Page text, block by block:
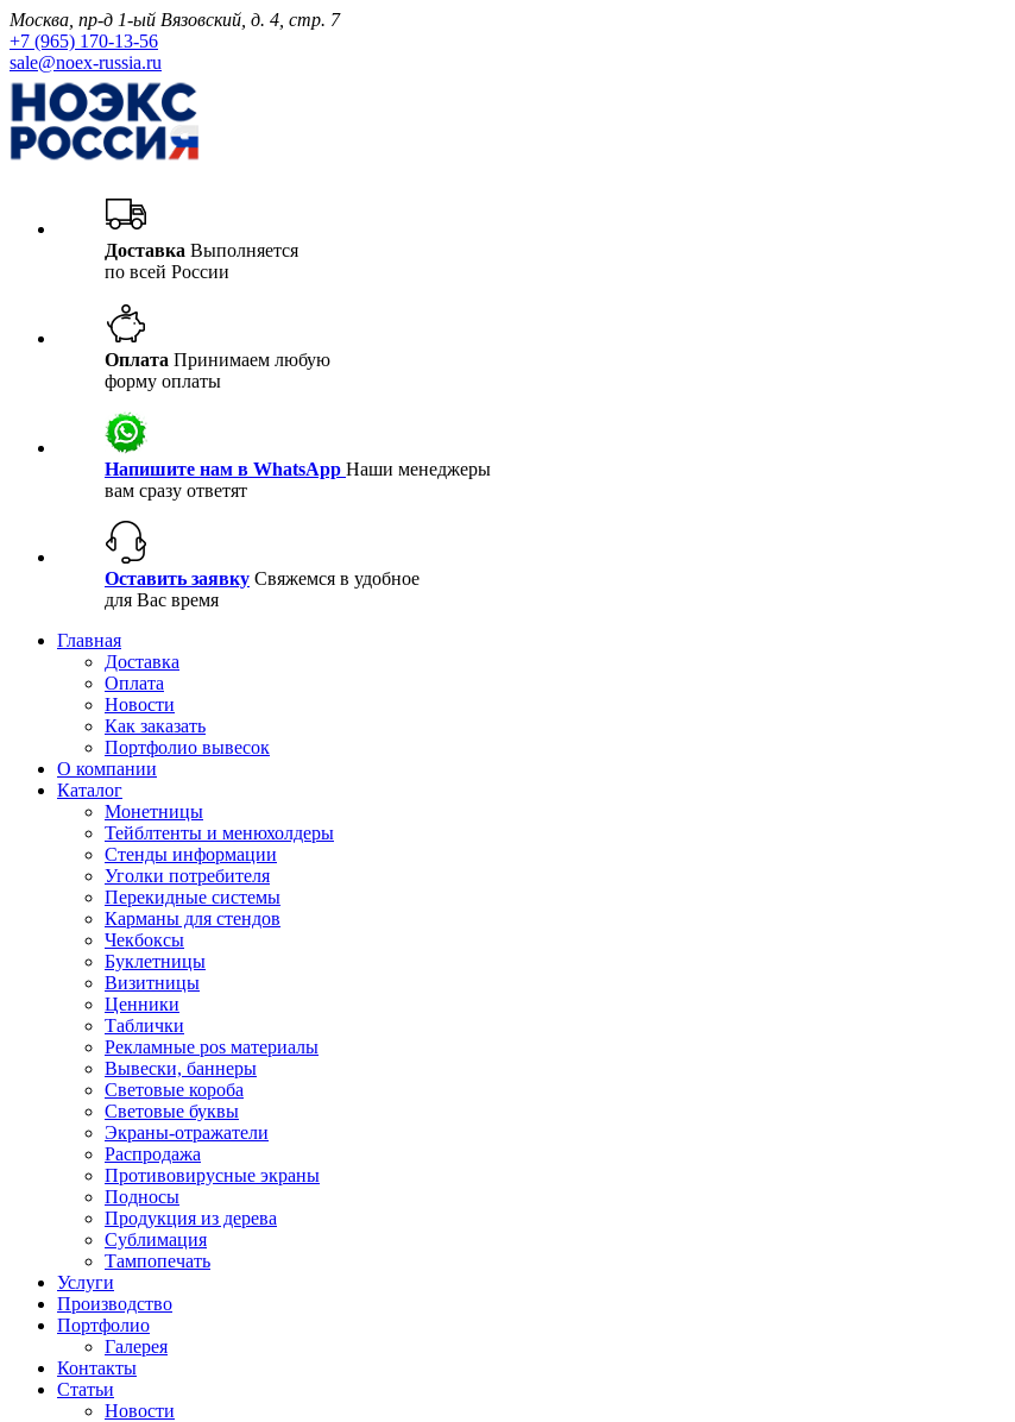
Москва, пр-д 1-ый Вязовский, д. 4, стр. 7
+7 (965) 170-13-56
sale@noex-russia.ru
Доставка Выполняется
по всей России
Оплата Принимаем любую
форму оплаты
Напишите нам в WhatsApp Наши менеджеры
вам сразу ответят
Оставить заявку Свяжемся в удобное
для Вас время
Главная
Доставка
Оплата
Новости
Как заказать
Портфолио вывесок
О компании
Каталог
Монетницы
Тейблтенты и менюхолдеры
Стенды информации
Уголки потребителя
Перекидные системы
Карманы для стендов
Чекбоксы
Буклетницы
Визитницы
Ценники
Таблички
Рекламные pos материалы
Вывески, баннеры
Световые короба
Световые буквы
Экраны-отражатели
Распродажа
Противовирусные экраны
Подносы
Продукция из дерева
Сублимация
Тампопечать
Услуги
Производство
Портфолио
Галерея
Контакты
Статьи
Новости